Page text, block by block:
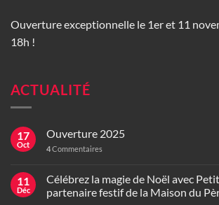
Ouverture exceptionnelle le 1er et 11
18h !
ACTUALITÉ
17
Oct
Ouverture 2025
4Commentaires
11
Déc
Célébrez la magie de Noël avec
partenaire festif de la Maison du